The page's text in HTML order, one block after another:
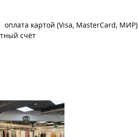
оплата картой (Visa, MasterCard, МИР)
счёт